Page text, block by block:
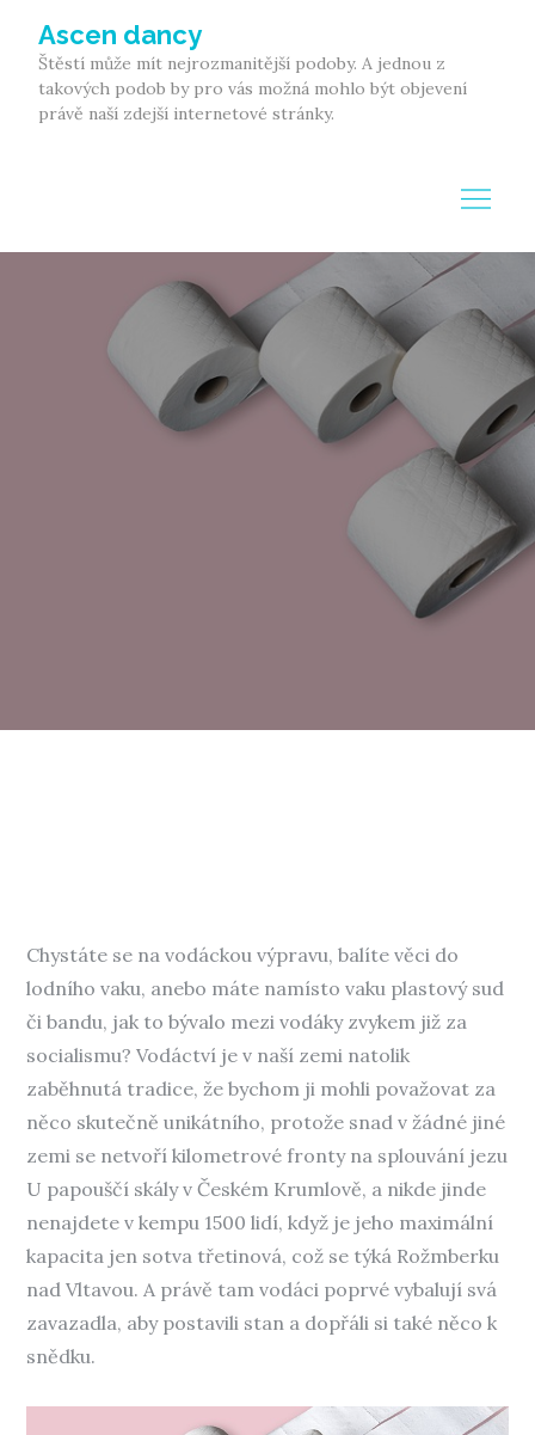
content
Ascen dancy
Štěstí může mít nejrozmanitější podoby. A jednou z
takových podob by pro vás možná mohlo být objevení
právě naší zdejší internetové stránky.
Chystáte se na vodáckou výpravu, balíte věci do
lodního vaku, anebo máte namísto vaku plastový sud
či bandu, jak to bývalo mezi vodáky zvykem již za
socialismu? Vodáctví je v naší zemi natolik
zaběhnutá tradice, že bychom ji mohli považovat za
něco skutečně unikátního, protože snad v žádné jiné
zemi se netvoří kilometrové fronty na splouvání jezu
U papouščí skály v Českém Krumlově, a nikde jinde
nenajdete v kempu 1500 lidí, když je jeho maximální
kapacita jen sotva třetinová, což se týká Rožmberku
nad Vltavou. A právě tam vodáci poprvé vybalují svá
zavazadla, aby postavili stan a dopřáli si také něco k
snědku.